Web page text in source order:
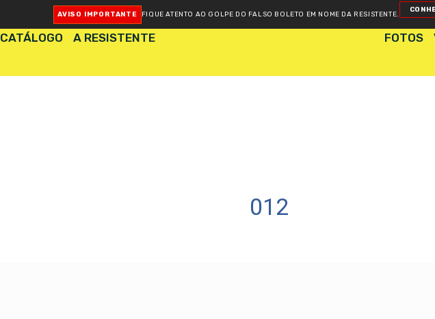
AVISO IMPORTANTE FIQUE ATENTO AO GOLPE DO FALSO BOLETO EM NOME DA RESISTENTE.
CATÁLOGO A RESISTENTE FOTOS
012